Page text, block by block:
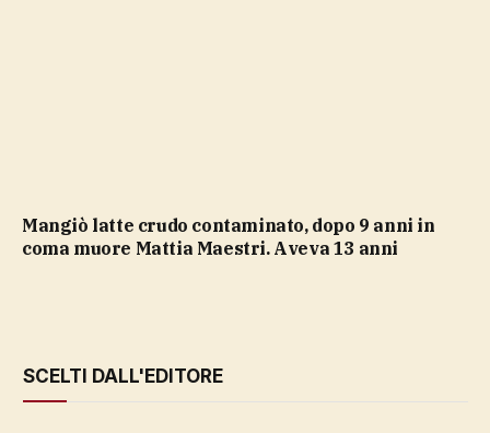
Mangiò latte crudo contaminato, dopo 9 anni in
coma muore Mattia Maestri. Aveva 13 anni
SCELTI DALL'EDITORE